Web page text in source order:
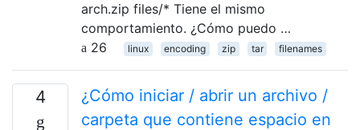
arch.zip files/* Tiene el mismo
comportamiento. ¿Cómo puedo …
26
linux encoding zip tar filenames
4
¿Cómo iniciar / abrir un archivo /
carpeta que contiene espacio en